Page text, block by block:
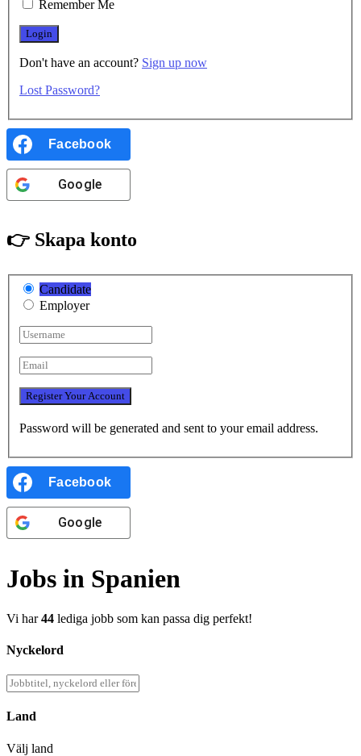
Remember Me
Don't have an account? Sign up now
Lost Password?
Facebook
Google
👉 Skapa konto
Candidate
Employer
Password will be generated and sent to your email address.
Facebook
Google
Jobs in Spanien
Vi har44 lediga jobb som kan passa dig perfekt!
Nyckelord
Land
Välj land